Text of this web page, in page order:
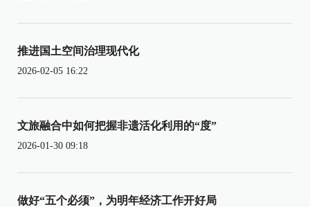
推进国土空间治理现代化
2026-02-05 16:22
文旅融合中如何把握非遗活化利用的“度”
2026-01-30 09:18
做好“五个必须”，为明年经济工作开好局